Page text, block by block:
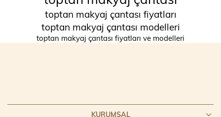
toptan makyaj çantası fiyatları
toptan makyaj çantası modelleri
toptan makyaj çantası fiyatları ve modelleri
KURUMSAL